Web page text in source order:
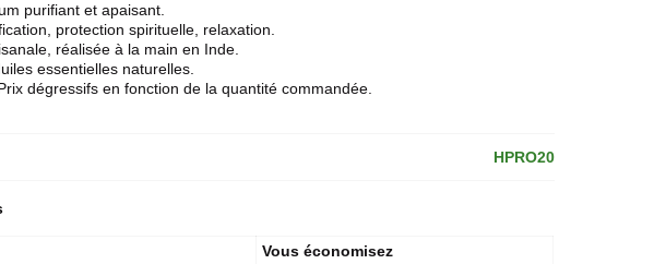
purifiant et apaisant.
protection spirituelle, relaxation.
réalisée à la main en Inde.
essentielles naturelles.
dégressifs en fonction de la quantité commandée.
HPRO20
Vous économisez